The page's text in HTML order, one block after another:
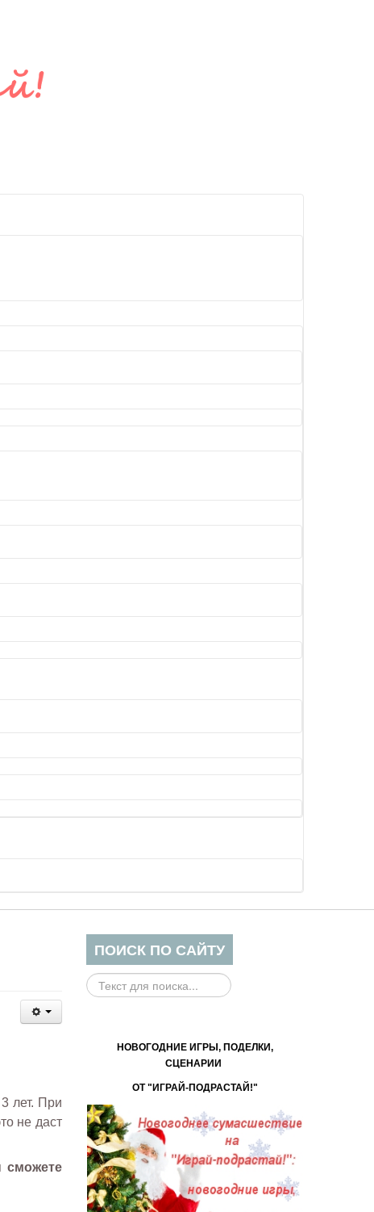
лет. При
не даст
сможете
ПОИСК ПО САЙТУ
НОВОГОДНИЕ ИГРЫ, ПОДЕЛКИ,
СЦЕНАРИИ
ОТ "ИГРАЙ-ПОДРАСТАЙ!"